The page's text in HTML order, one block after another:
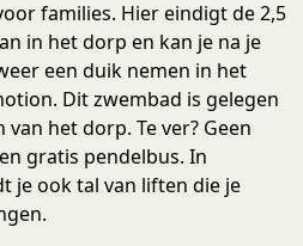
families. Hier eindigt de 2,5
in het dorp en kan je na je
een duik nemen in het
Dit zwembad is gelegen
het dorp. Te ver? Geen
gratis pendelbus. In
je ook tal van liften die je